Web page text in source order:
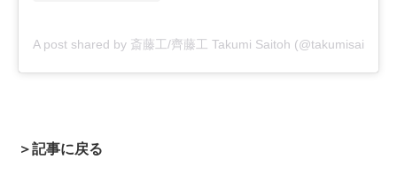
A post shared by 斎藤工/齊藤工 Takumi Saitoh
＞記事に戻る